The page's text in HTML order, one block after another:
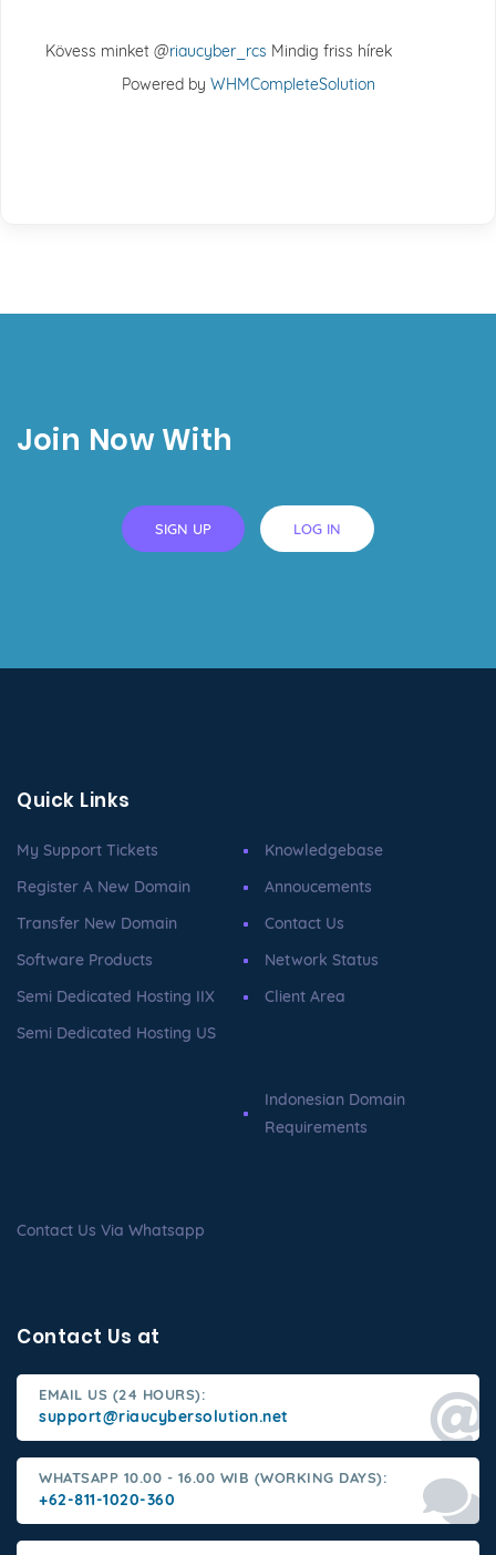
Kövess minket @riaucyber_rcs Mindig friss hírek
Powered by WHMCompleteSolution
Join Now With
SIGN UP LOG IN
Quick Links
My Support Tickets
Register A New Domain
Transfer New Domain
Software Products
Semi Dedicated Hosting IIX
Semi Dedicated Hosting US
Knowledgebase
Annoucements
Contact Us
Network Status
Client Area
Indonesian Domain
Requirements
Contact Us Via Whatsapp
Contact Us at
EMAIL US (24 HOURS):
support@riaucybersolution.net
WHATSAPP 10.00 - 16.00 WIB (WORKING DAYS):
+62-811-1020-360